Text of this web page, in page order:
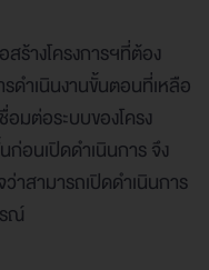
างโครงการฯที่ต้อง
ดำเนินงานขั้นตอนที่เหลือ
มต่อระบบของโครง
อนเปิดดำเนินการ จึง
าสามารถเปิดดำเนินการ
ณ์